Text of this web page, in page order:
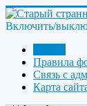
Включить/
Правила
Связь с
Карта
07-Aug 22:08-
обочине.....
и тропинка и
07-Aug 22:46-
президенты
07-Aug 23:02-